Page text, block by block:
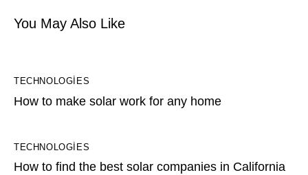
You May Also Like
TECHNOLOGIES
How to make solar work for any home
TECHNOLOGIES
How to find the best solar companies in California